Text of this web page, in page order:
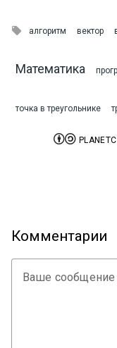
 алгоритм вектор
Математика
точка в треугольнике

Комментарии
Ваше сообщение